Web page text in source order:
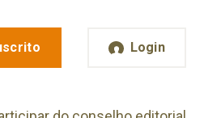
Login